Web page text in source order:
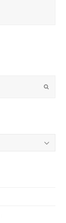
Submit